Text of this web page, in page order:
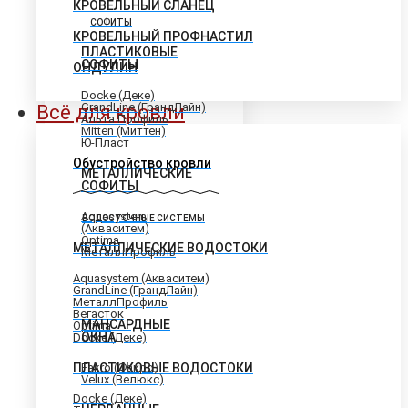
СОФИТЫ
ПЛАСТИКОВЫЕ
СОФИТЫ
Docke (Деке)
GrandLine (ГрандЛайн)
Альта Профиль
Mitten (Миттен)
Ю-Пласт
МЕТАЛЛИЧЕСКИЕ
СОФИТЫ
Aquasystem
(Акваситем)
Optima
МеталлПрофиль
МАНСАРДНЫЕ
ОКНА
Fakro (Факро)
Velux (Велюкс)
КРОВЕЛЬНЫЙ СЛАНЕЦ
КРОВЕЛЬНЫЙ ПРОФНАСТИЛ
ОНДУЛИН
Всё для кровли
Обустройство кровли
ВОДОСТОЧНЫЕ СИСТЕМЫ
МЕТАЛЛИЧЕСКИЕ ВОДОСТОКИ
Aquasystem (Акваситем)
GrandLine (ГрандЛайн)
МеталлПрофиль
Вегасток
Optima
Docke (Деке)
ПЛАСТИКОВЫЕ ВОДОСТОКИ
Docke (Деке)